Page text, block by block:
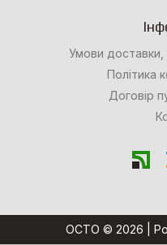
Умови
Політика
Договір
OCTO © 2026 |